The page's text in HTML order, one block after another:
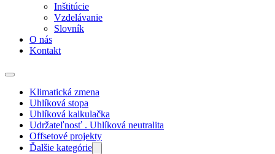
Inštitúcie
Vzdelávanie
Slovník
O nás
Kontakt
Klimatická zmena
Uhlíková stopa
Uhlíková kalkulačka
Udržateľnosť . Uhlíková neutralita
Offsetové projekty
Ďalšie kategórie